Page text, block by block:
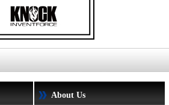
About Us